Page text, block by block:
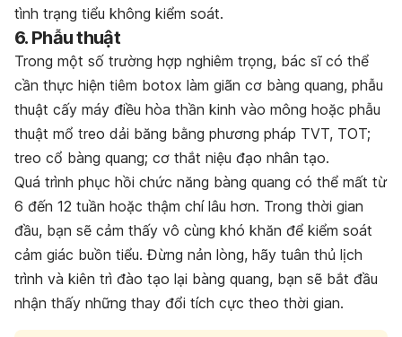
tình trạng tiểu không kiểm soát.
6. Phẫu thuật
Trong một số trường hợp nghiêm trọng, bác sĩ có thể
cần thực hiện tiêm botox làm giãn cơ bàng quang, phẫu
thuật cấy máy điều hòa thần kinh vào mông hoặc phẫu
thuật mổ treo dải băng bằng phương pháp TVT, TOT;
treo cổ bàng quang; cơ thắt niệu đạo nhân tạo.
Quá trình phục hồi chức năng bàng quang có thể mất từ
6 đến 12 tuần hoặc thậm chí lâu hơn. Trong thời gian
đầu, bạn sẽ cảm thấy vô cùng khó khăn để kiểm soát
cảm giác buồn tiểu. Đừng nản lòng, hãy tuân thủ lịch
trình và kiên trì đào tạo lại bàng quang, bạn sẽ bắt đầu
nhận thấy những thay đổi tích cực theo thời gian.